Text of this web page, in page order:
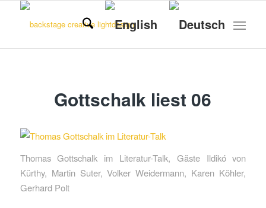
Gottschalk liest 06
Thomas Gottschalk im Literatur-Talk, Gäste Ildikó von
Kürthy, Martin Suter, Volker Weidermann, Karen Köhler,
Gerhard Polt